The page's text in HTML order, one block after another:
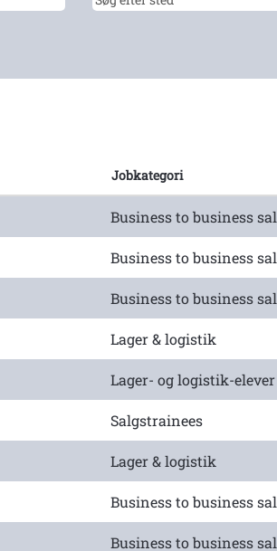
Jobkategori
Business to business
Business to business
Business to business
Lager & logistik
Lager- og logistik-elever
Salgstrainees
Lager & logistik
Business to business
Business to business